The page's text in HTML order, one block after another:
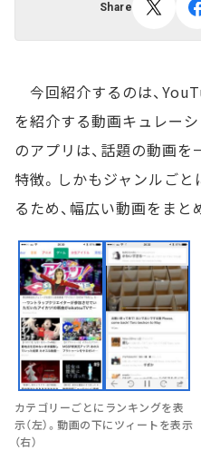
Share
今回紹介するのは、
を紹介する動画キュレーシ
のアプリは、話題の動画
特徴。しかもジャンルご
るため、幅広い動画をまと
カテゴリーごとにランキングを表
示（左）。動画の下にツィートを表示
（右）